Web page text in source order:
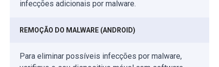
infecções adicionais por malware.
REMOÇÃO DO MALWARE (ANDROID)
Para eliminar possíveis infecções por malware,